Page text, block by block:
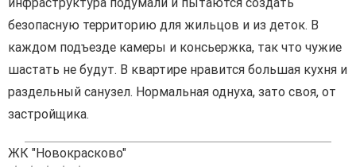
безопасную территорию для жильцов и из деток. В
каждом подъезде камеры и консьержка, так что чужие
шастать не будут. В квартире нравится большая кухня и
раздельный санузел. Нормальная однуха, зато своя, от
застройщика.
ЖК "Новокрасково"